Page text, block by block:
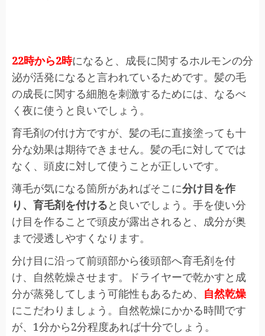
22時から2時になると、成長に関するホルモンの分
泌が活発になると言われているためです。髪の毛
の成長に関する細胞を刺激するためには、なるべ
く夜に使うと良いでしょう。
育毛剤の付け方ですが、髪の毛に直接塗っても十
分な効果は期待できません。髪の毛に対してでは
なく、 頭皮に対して使う ことが正しいです。
薄毛が気になる箇所があればそこに分け目を作
り、育毛剤を付けると良いでしょう。手を使い分
け目を作ることで頭皮が露出されると、成分が奥
まで浸透しやすくなります。
分け目に沿って前頭部から後頭部へ育毛剤を付
け、自然乾燥させます。ドライヤーで乾かすと成
分が蒸発してしまう可能性もあるため、 自然乾燥
にこだわりましょう。自然乾燥にかかる時間です
が、1分から2分程度あれば十分でしょう。